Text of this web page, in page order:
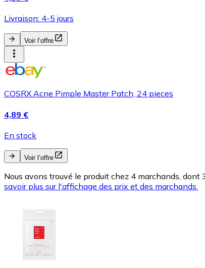
Livraison: 4-5 jours
Voir l’offre
COSRX Acne Pimple Master Patch, 24 pieces
4,89 €
En stock
Voir l’offre
Nous avons trouvé le produit chez 4 marchands,
savoir plus sur l'affichage des prix et des marchands.